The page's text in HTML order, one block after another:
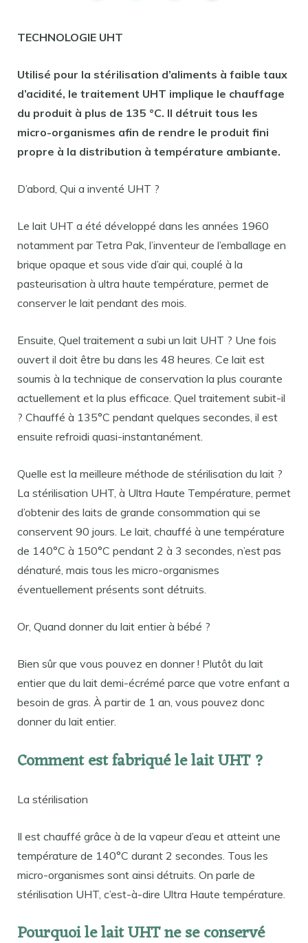
TECHNOLOGIE UHT
Utilisé pour la stérilisation d’aliments à faible taux
d’acidité, le traitement UHT implique le chauffage
du produit à plus de 135 °C. Il détruit tous les
micro-organismes afin de rendre le produit fini
propre à la distribution à température ambiante.
D’abord, Qui a inventé UHT ?
Le lait UHT a été développé dans les années 1960
notamment par Tetra Pak, l’inventeur de l’emballage en
brique opaque et sous vide d’air qui, couplé à la
pasteurisation à ultra haute température, permet de
conserver le lait pendant des mois.
Ensuite, Quel traitement a subi un lait UHT ? Une fois
ouvert il doit être bu dans les 48 heures. Ce lait est
soumis à la technique de conservation la plus courante
actuellement et la plus efficace. Quel traitement subit-il
? Chauffé à 135°C pendant quelques secondes, il est
ensuite refroidi quasi-instantanément.
Quelle est la meilleure méthode de stérilisation du lait ?
La stérilisation UHT, à Ultra Haute Température, permet
d’obtenir des laits de grande consommation qui se
conservent 90 jours. Le lait, chauffé à une température
de 140°C à 150°C pendant 2 à 3 secondes, n’est pas
dénaturé, mais tous les micro-organismes
éventuellement présents sont détruits.
Or, Quand donner du lait entier à bébé ?
Bien sûr que vous pouvez en donner ! Plutôt du lait
entier que du lait demi-écrémé parce que votre enfant a
besoin de gras. À partir de 1 an, vous pouvez donc
donner du lait entier.
Comment est fabriqué le lait UHT ?
La stérilisation
Il est chauffé grâce à de la vapeur d’eau et atteint une
température de 140°C durant 2 secondes. Tous les
micro-organismes sont ainsi détruits. On parle de
stérilisation UHT, c’est-à-dire Ultra Haute température.
Pourquoi le lait UHT ne se conservé